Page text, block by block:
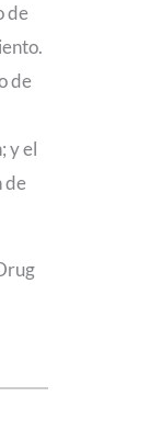
de
de
y el
de